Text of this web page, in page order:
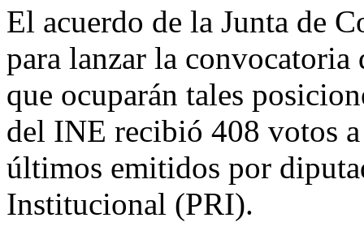
El acuerdo de la Junta de
para lanzar la convocatoria
que ocuparán tales
del INE recibió 408 votos
últimos emitidos por
Institucional (PRI).